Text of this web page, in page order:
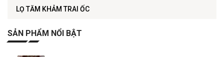
LỌ TĂM KHẢM TRAI ỐC
SẢN PHẨM NỔI BẬT